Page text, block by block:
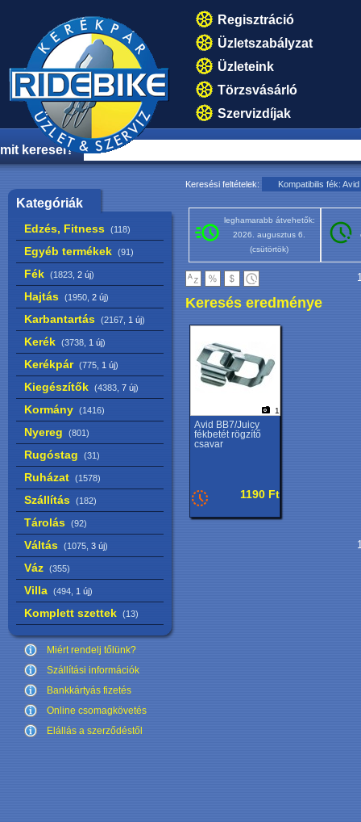
Regisztráció
Üzletszabályzat
Üzleteink
Törzsvásárló
Szervizdíjak
mit keresel?
Kategóriák
Edzés, Fitness (118)
Egyéb termékek (91)
Fék (1823, 2 új)
Hajtás (1950, 2 új)
Karbantartás (2167, 1 új)
Kerék (3738, 1 új)
Kerékpár (775, 1 új)
Kiegészítők (4383, 7 új)
Kormány (1416)
Nyereg (801)
Rugóstag (31)
Ruházat (1578)
Szállítás (182)
Tárolás (92)
Váltás (1075, 3 új)
Váz (355)
Villa (494, 1 új)
Komplett szettek (13)
Miért rendelj tőlünk?
Szállítási információk
Bankkártyás fizetés
Online csomagkövetés
Elállás a szerződéstől
Keresési feltételek: Kompatibilis fék:
leghamarabb átvehetők:
2026. augusztus 6.
(csütörtök)
Keresés eredménye
1
Avid BB7/Juicy
fékbetét rögzítő
csavar
1190 Ft